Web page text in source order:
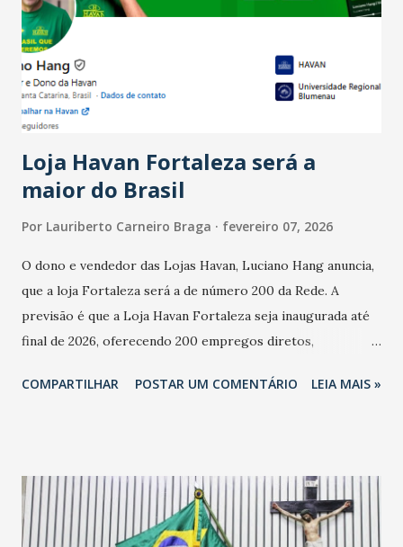
bares e restaurantes operaram com lucro e outros 40%
registraram equilíbrio financeiro. Já o percentual de
estabelecimentos no prejuízo ficou em 19%, pouco abaixo
do observado no mês anterior. Outros 1% não existiam em
novembro. Em relação a outubro, o faturamento também
Loja Havan Fortaleza será a
maior do Brasil
Por Lauriberto Carneiro Braga fevereiro 07, 2026
O dono e vendedor das Lojas Havan, Luciano Hang anuncia,
que a loja Fortaleza será a de número 200 da Rede. A
previsão é que a Loja Havan Fortaleza seja inaugurada até
final de 2026, oferecendo 200 empregos diretos,
Havan Fortaleza ainda não foi anunciada oficialmente, mas
COMPARTILHAR POSTAR UM COMENTÁRIO LEIA MAIS »